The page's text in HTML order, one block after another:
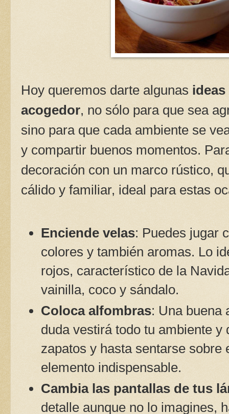
Hoy queremos darte algunas
acogedor, no sólo para que sea
sino para que cada ambiente se
y compartir buenos momentos.
decoración con un marco rústico,
cálido y familiar, ideal para estas
Enciende velas: Puedes jugar
colores y también aromas. Lo
rojos, característico de la
vainilla, coco y sándalo.
Coloca alfombras: Una buena
duda vestirá todo tu ambiente y
zapatos y hasta sentarse sobre
elemento indispensable.
Cambia las pantallas de tus
detalle aunque no lo imagines,